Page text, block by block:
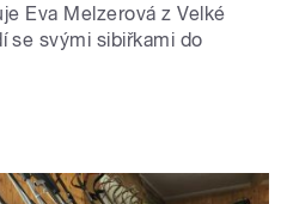
Eva Melzerová z Velké
se svými sibiřkami do